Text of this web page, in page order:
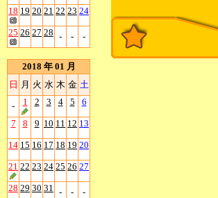
18 19 20 21 22 23 24
25 26 27 28 - - -
2018 年 01 月
日 月 火 水 木 金 土
- 1 2 3 4 5 6
7 8 9 10 11 12 13
14 15 16 17 18 19 20
21 22 23 24 25 26 27
28 29 30 31 - - -